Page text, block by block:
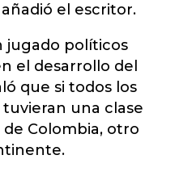
el escritor.
jugado políticos
el desarrollo del
que si todos los
una clase
Colombia, otro